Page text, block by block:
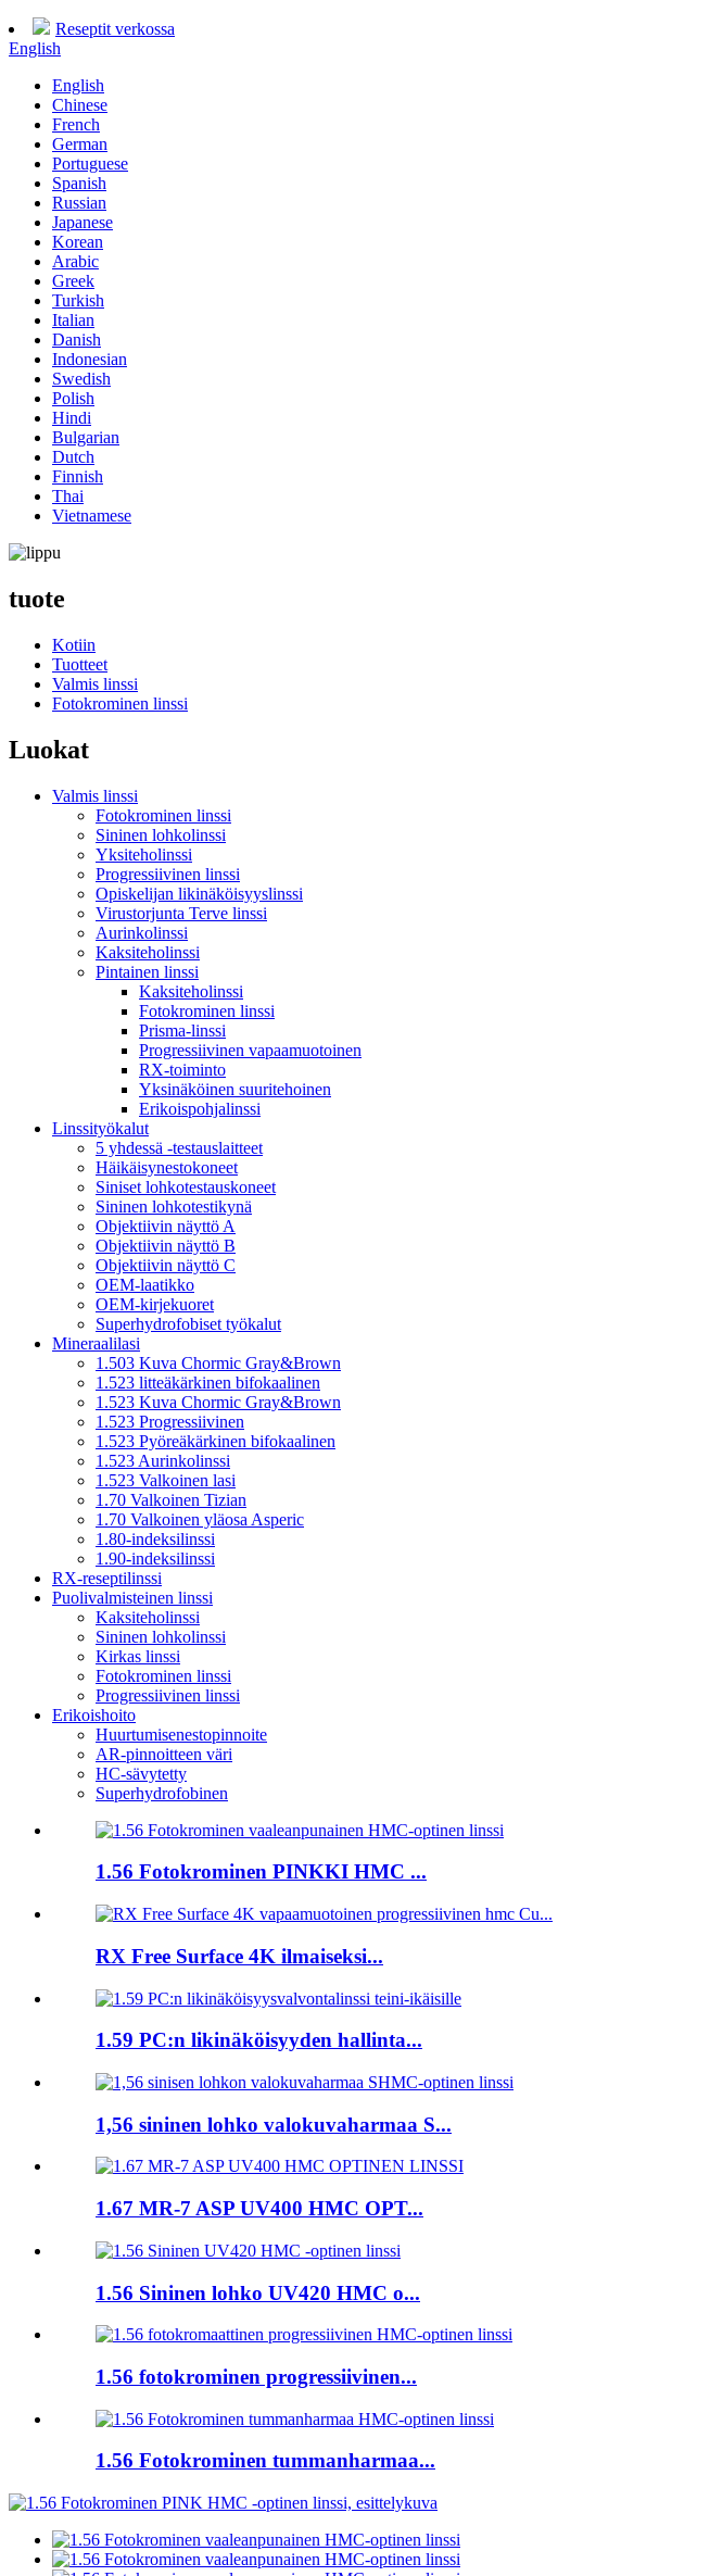
Reseptit verkossa
English
English
Chinese
French
German
Portuguese
Spanish
Russian
Japanese
Korean
Arabic
Greek
Turkish
Italian
Danish
Indonesian
Swedish
Polish
Hindi
Bulgarian
Dutch
Finnish
Thai
Vietnamese
tuote
Kotiin
Tuotteet
Valmis linssi
Fotokrominen linssi
Luokat
Valmis linssi
Fotokrominen linssi
Sininen lohkolinssi
Yksiteholinssi
Progressiivinen linssi
Opiskelijan likinäköisyyslinssi
Virustorjunta Terve linssi
Aurinkolinssi
Kaksiteholinssi
Pintainen linssi
Kaksiteholinssi
Fotokrominen linssi
Prisma-linssi
Progressiivinen vapaamuotoinen
RX-toiminto
Yksinäköinen suuritehoinen
Erikoispohjalinssi
Linssityökalut
5 yhdessä -testauslaitteet
Häikäisynestokoneet
Siniset lohkotestauskoneet
Sininen lohkotestikynä
Objektiivin näyttö A
Objektiivin näyttö B
Objektiivin näyttö C
OEM-laatikko
OEM-kirjekuoret
Superhydrofobiset työkalut
Mineraalilasi
1.503 Kuva Chormic Gray&Brown
1.523 litteäkärkinen bifokaalinen
1.523 Kuva Chormic Gray&Brown
1.523 Progressiivinen
1.523 Pyöreäkärkinen bifokaalinen
1.523 Aurinkolinssi
1.523 Valkoinen lasi
1.70 Valkoinen Tizian
1.70 Valkoinen yläosa Asperic
1.80-indeksilinssi
1.90-indeksilinssi
RX-reseptilinssi
Puolivalmisteinen linssi
Kaksiteholinssi
Sininen lohkolinssi
Kirkas linssi
Fotokrominen linssi
Progressiivinen linssi
Erikoishoito
Huurtumisenestopinnoite
AR-pinnoitteen väri
HC-sävytetty
Superhydrofobinen
1.56 Fotokrominen PINKKI HMC ...
RX Free Surface 4K ilmaiseksi...
1.59 PC:n likinäköisyyden hallinta...
1,56 sininen lohko valokuvaharmaa S...
1.67 MR-7 ASP UV400 HMC OPT...
1.56 Sininen lohko UV420 HMC o...
1.56 fotokrominen progressiivinen...
1.56 Fotokrominen tummanharmaa...